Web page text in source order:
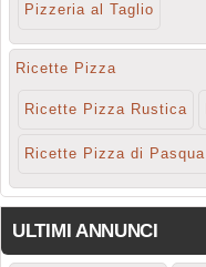
Pizzeria al Taglio
Ricette Pizza
Ricette Pizza Rustica
Ricette Pizza di Pasqua
ULTIMI ANNUNCI